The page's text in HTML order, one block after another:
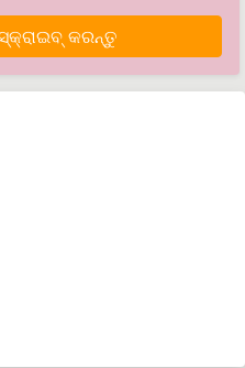
କରନ୍ତୁ